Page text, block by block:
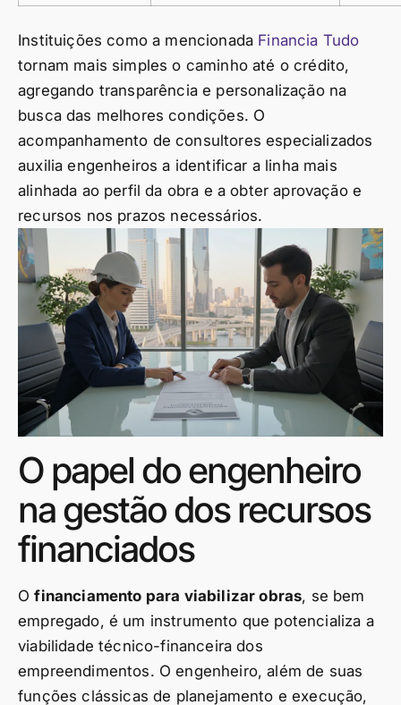
Instituições como a mencionada Financia Tudo
tornam mais simples o caminho até o crédito,
agregando transparência e personalização na
busca das melhores condições. O
acompanhamento de consultores especializados
auxilia engenheiros a identificar a linha mais
alinhada ao perfil da obra e a obter aprovação e
recursos nos prazos necessários.
O papel do engenheiro
na gestão dos recursos
financiados
Ofinanciamento para viabilizar obras, se bem
empregado, é um instrumento que potencializa a
viabilidade técnico-financeira dos
empreendimentos. O engenheiro, além de suas
funções clássicas de planejamento e execução,